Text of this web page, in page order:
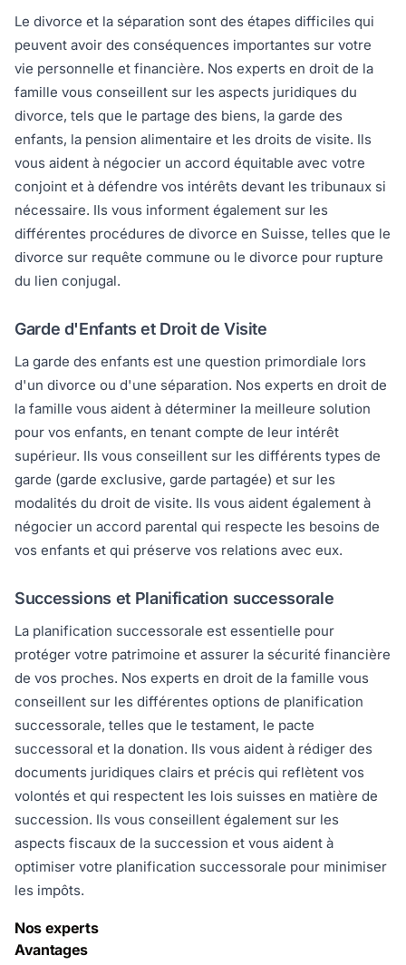
Le divorce et la séparation sont des étapes difficiles qui
peuvent avoir des conséquences importantes sur votre
vie personnelle et financière. Nos experts en droit de la
famille vous conseillent sur les aspects juridiques du
divorce, tels que le partage des biens, la garde des
enfants, la pension alimentaire et les droits de visite. Ils
vous aident à négocier un accord équitable avec votre
conjoint et à défendre vos intérêts devant les tribunaux si
nécessaire. Ils vous informent également sur les
différentes procédures de divorce en Suisse, telles que le
divorce sur requête commune ou le divorce pour rupture
du lien conjugal.
Garde d'Enfants et Droit de Visite
La garde des enfants est une question primordiale lors
d'un divorce ou d'une séparation. Nos experts en droit de
la famille vous aident à déterminer la meilleure solution
pour vos enfants, en tenant compte de leur intérêt
supérieur. Ils vous conseillent sur les différents types de
garde (garde exclusive, garde partagée) et sur les
modalités du droit de visite. Ils vous aident également à
négocier un accord parental qui respecte les besoins de
vos enfants et qui préserve vos relations avec eux.
Successions et Planification successorale
La planification successorale est essentielle pour
protéger votre patrimoine et assurer la sécurité financière
de vos proches. Nos experts en droit de la famille vous
conseillent sur les différentes options de planification
successorale, telles que le testament, le pacte
successoral et la donation. Ils vous aident à rédiger des
documents juridiques clairs et précis qui reflètent vos
volontés et qui respectent les lois suisses en matière de
succession. Ils vous conseillent également sur les
aspects fiscaux de la succession et vous aident à
optimiser votre planification successorale pour minimiser
les impôts.
Nos experts
Avantages